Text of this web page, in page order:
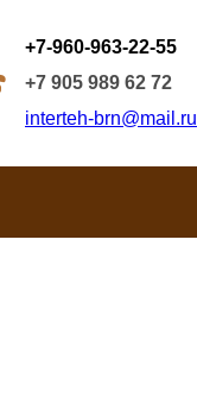
+7-960-963-22-55
+7 905 989 62 72
interteh-brn@mail.ru